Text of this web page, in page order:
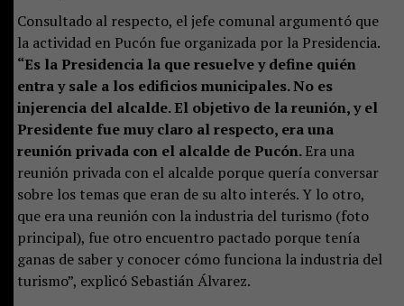
Consultado al respecto, el jefe comunal argumentó que
la actividad en Pucón fue organizada por la Presidencia.
“Es la Presidencia la que resuelve y define quién
entra y sale a los edificios municipales. No es
injerencia del alcalde. El objetivo de la reunión, y el
Presidente fue muy claro al respecto, era una
reunión privada con el alcalde de Pucón.Era una
reunión privada con el alcalde porque quería conversar
sobre los temas que eran de su alto interés. Y lo otro,
que era una reunión con la industria del turismo (foto
principal), fue otro encuentro pactado porque tenía
ganas de saber y conocer cómo funciona la industria del
turismo”, explicó Sebastián Álvarez.